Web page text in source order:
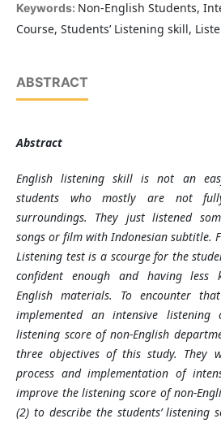
Keywords: Non-English Students,
Course, Students’ Listening skill,
ABSTRACT
Abstract
English listening skill is not an
students who mostly are not
surroundings. They just listened
songs or film with Indonesian subtitle.
Listening test is a scourge for the
confident enough and having less
English materials. To encounter
implemented an intensive
listening score of non-English
three objectives of this study. They
process and implementation of
improve the listening score of non-
(2) to describe the students’ listening